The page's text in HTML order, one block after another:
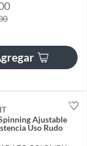
Ajustable
Uso Rudo